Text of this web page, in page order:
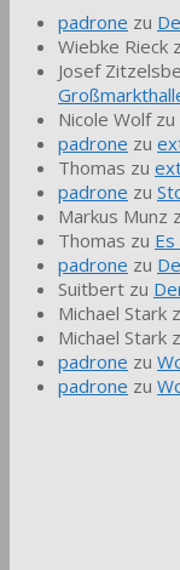
padrone zu
Wiebke Rieck
Josef
Nicole Wolfzu
padrone zu
Thomas zu
padrone zu
Markus Munz
Thomas zu
padrone zu
Suitbert zu
Michael Stark
Michael Stark
padrone zu
padrone zu